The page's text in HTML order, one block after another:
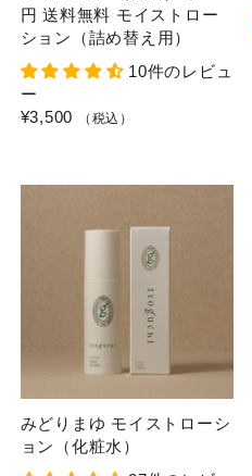
円 送料無料 モイストロー
ション（詰め替え用）
10件のレビュ
ー
¥3,500
（税込）
みどりまゆ モイストローシ
ョン（化粧水）